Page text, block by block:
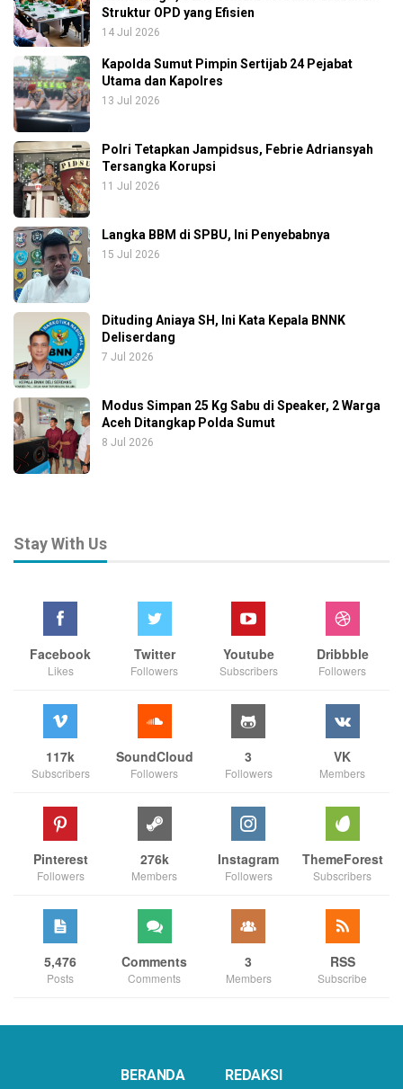
Struktur OPD yang Efisien
14 Jul 2026
Kapolda Sumut Pimpin Sertijab 24 Pejabat
Utama dan Kapolres
13 Jul 2026
Polri Tetapkan Jampidsus, Febrie Adriansyah
Tersangka Korupsi
11 Jul 2026
Langka BBM di SPBU, Ini Penyebabnya
15 Jul 2026
Dituding Aniaya SH, Ini Kata Kepala BNNK
Deliserdang
7 Jul 2026
Modus Simpan 25 Kg Sabu di Speaker, 2 Warga
Aceh Ditangkap Polda Sumut
8 Jul 2026
Stay With Us
Facebook
Likes
Twitter
Followers
Youtube
Subscribers
Dribbble
Followers
117k
Subscribers
SoundCloud
Followers
3
Followers
VK
Members
Pinterest
Followers
276k
Members
Instagram
Followers
ThemeForest
Subscribers
5,476
Posts
Comments
Comments
3
Members
RSS
Subscribe
BERANDA REDAKSI